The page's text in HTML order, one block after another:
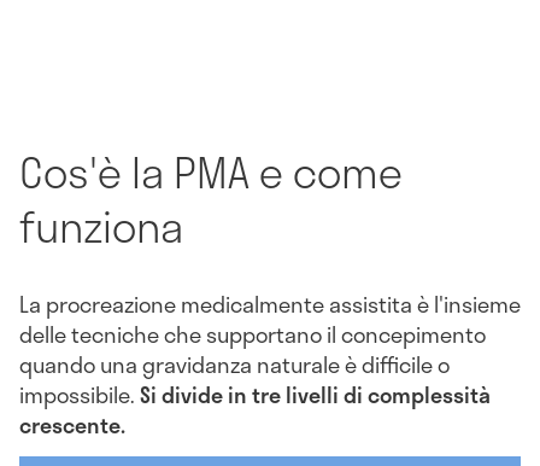
Cos'è la PMA e come
funziona
La procreazione medicalmente assistita è l'insieme
delle tecniche che supportano il concepimento
quando una gravidanza naturale è difficile o
impossibile.Si divide in tre livelli di complessità
crescente.